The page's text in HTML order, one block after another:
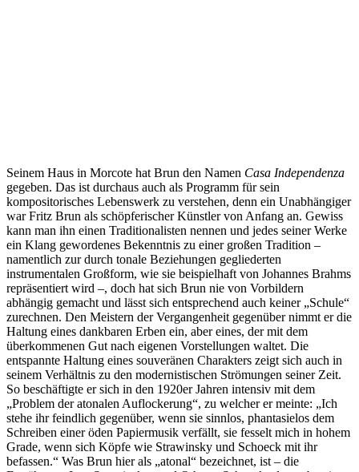
Seinem Haus in Morcote hat Brun den Namen Casa Independenza
gegeben. Das ist durchaus auch als Programm für sein
kompositorisches Lebenswerk zu verstehen, denn ein Unabhängiger
war Fritz Brun als schöpferischer Künstler von Anfang an. Gewiss
kann man ihn einen Traditionalisten nennen und jedes seiner Werke
ein Klang gewordenes Bekenntnis zu einer großen Tradition –
namentlich zur durch tonale Beziehungen gegliederten
instrumentalen Großform, wie sie beispielhaft von Johannes Brahms
repräsentiert wird –, doch hat sich Brun nie von Vorbildern
abhängig gemacht und lässt sich entsprechend auch keiner „Schule“
zurechnen. Den Meistern der Vergangenheit gegenüber nimmt er die
Haltung eines dankbaren Erben ein, aber eines, der mit dem
überkommenen Gut nach eigenen Vorstellungen waltet. Die
entspannte Haltung eines souveränen Charakters zeigt sich auch in
seinem Verhältnis zu den modernistischen Strömungen seiner Zeit.
So beschäftigte er sich in den 1920er Jahren intensiv mit dem
„Problem der atonalen Auflockerung“, zu welcher er meinte: „Ich
stehe ihr feindlich gegenüber, wenn sie sinnlos, phantasielos dem
Schreiben einer öden Papiermusik verfällt, sie fesselt mich in hohem
Grade, wenn sich Köpfe wie Strawinsky und Schoeck mit ihr
befassen.“ Was Brun hier als „atonal“ bezeichnet, ist – die